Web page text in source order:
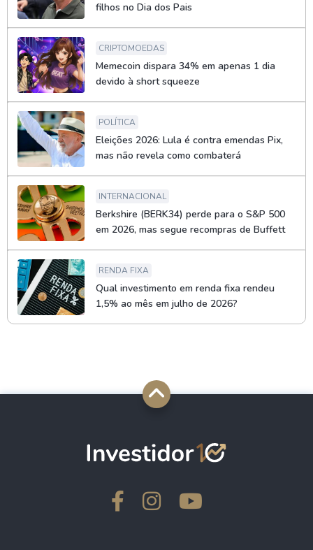
filhos no Dia dos Pais
CRIPTOMOEDAS
Memecoin dispara 34% em apenas 1 dia
devido à short squeeze
POLÍTICA
Eleições 2026: Lula é contra emendas Pix,
mas não revela como combaterá
INTERNACIONAL
Berkshire (BERK34) perde para o S&P 500
em 2026, mas segue recompras de Buffett
RENDA FIXA
Qual investimento em renda fixa rendeu
1,5% ao mês em julho de 2026?